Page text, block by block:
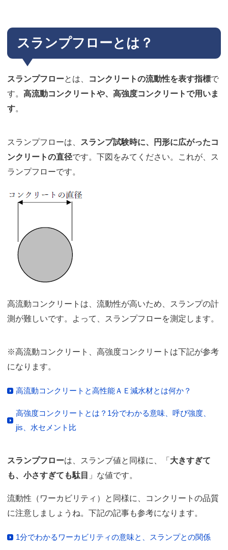
スランプフローとは？
スランプフローとは、 コンクリートの流動性を表す指標で
す。 高流動コンクリートや、高強度コンクリートで用いま
す。
スランプフローは、
スランプ試験時に、円形に広がったコ
ンクリートの直径です。下図をみてください。これが、ス
ランプフローです。
高流動コンクリートは、流動性が高いため、スランプの計
測が難しいです。よって、スランプフローを測定します。
※高流動コンクリート、高強度コンクリートは下記が参考
になります。
高流動コンクリートと高性能ＡＥ減水材とは何か？
高強度コンクリートとは？1分でわかる意味、呼び強度、
jis、水セメント比
スランプフローは、スランプ値と同様に、「 大きすぎて
も、小さすぎても駄目 」な値です。
流動性（ワーカビリティ）と同様に、コンクリートの品質
に注意しましょうね。下記の記事も参考になります。
1分でわかるワーカビリティの意味と、スランプとの関係